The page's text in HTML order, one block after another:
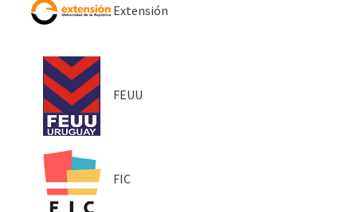
Extensión
FEUU
FIC